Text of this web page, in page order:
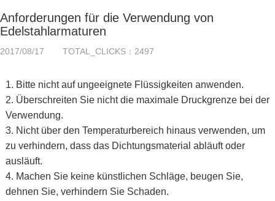
Anforderungen für die Verwendung von
Edelstahlarmaturen
2017/08/17 TOTAL_CLICKS：2497
1. Bitte nicht auf ungeeignete Flüssigkeiten anwenden.
2. Überschreiten Sie nicht die maximale Druckgrenze bei der
Verwendung.
3. Nicht über den Temperaturbereich hinaus verwenden, um
zu verhindern, dass das Dichtungsmaterial abläuft oder
ausläuft.
4. Machen Sie keine künstlichen Schläge, beugen Sie,
dehnen Sie, verhindern Sie Schaden.